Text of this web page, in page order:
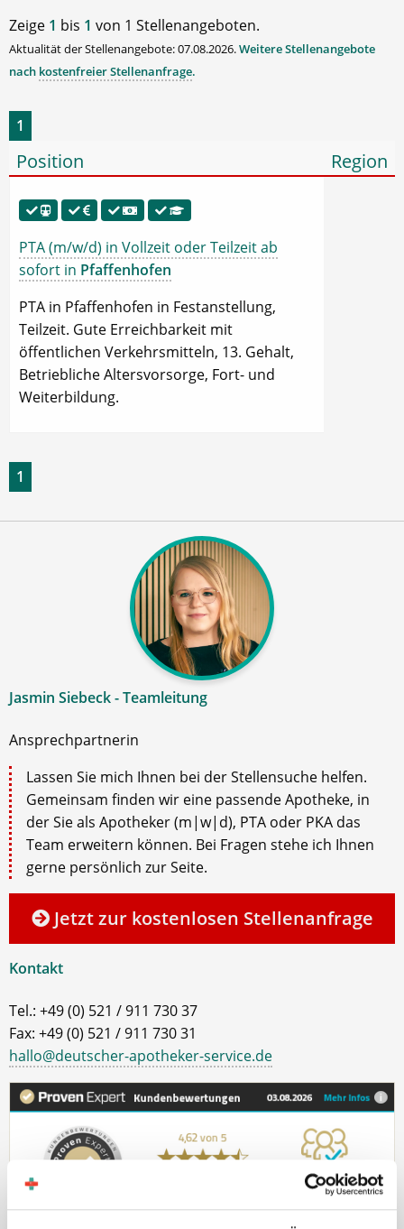
Zeige 1 bis 1 von 1 Stellenangeboten.
Aktualität der Stellenangebote: 07.08.2026.Weitere Stellenangebote
nach kostenfreier Stellenanfrage.
1
Position Region
PTA (m/w/d) in Vollzeit oder Teilzeit ab
sofort in Pfaffenhofen
PTA in Pfaffenhofen in Festanstellung,
Teilzeit. Gute Erreichbarkeit mit
öffentlichen Verkehrsmitteln, 13. Gehalt,
Betriebliche Altersvorsorge, Fort- und
Weiterbildung.
1
Jasmin Siebeck - Teamleitung
Ansprechpartnerin
Lassen Sie mich Ihnen bei der Stellensuche helfen.
Gemeinsam finden wir eine passende Apotheke, in
der Sie als Apotheker (m|w|d), PTA oder PKA das
Team erweitern können. Bei Fragen stehe ich Ihnen
gerne persönlich zur Seite.
Jetzt zur kostenlosen Stellenanfrage
Kontakt
Tel.: +49 (0) 521 / 911 730 37
Fax: +49 (0) 521 / 911 730 31
hallo@deutscher-apotheker-service.de